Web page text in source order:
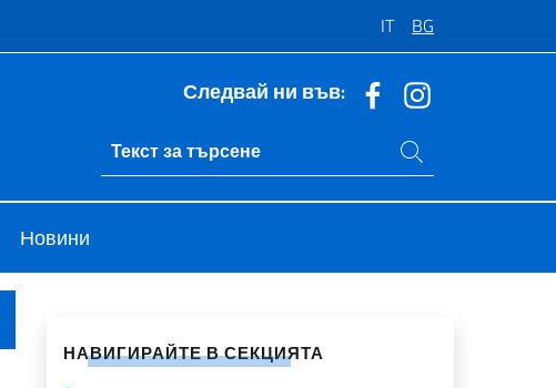
IT BG
Следвай ни във:
Ricerca sito live
Търси в сайта
Новини
НАВИГИРАЙТЕ В СЕКЦИЯТА